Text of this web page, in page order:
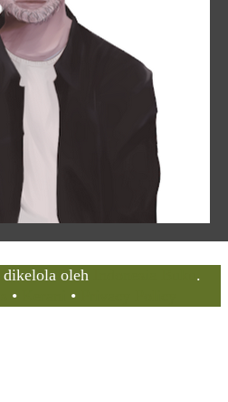
dikelola oleh
.
• •